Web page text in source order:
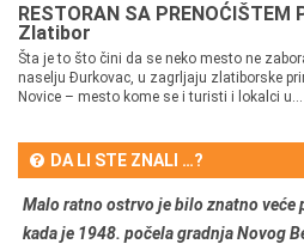
RESTORAN SA PRENOĆIŠTEM
Zlatibor
Šta je to što čini da se neko mesto ne
naselju Đurkovac, u zagrljaju zlatiborske
Novice – mesto kome se i turisti i lokalci u...
DA LI STE ZNALI …?
Malo ratno ostrvo je bilo znatno veće
kada je 1948. počela gradnja Novog